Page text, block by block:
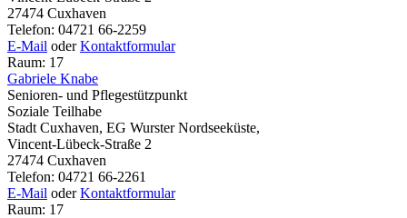
27474 Cuxhaven
Telefon: 04721 66-2259
E-Mail oderKontaktformular
Raum: 17
Gabriele Knabe
Senioren- und Pflegestützpunkt
Soziale Teilhabe
Stadt Cuxhaven, EG Wurster Nordseeküste,
Vincent-Lübeck-Straße 2
27474 Cuxhaven
Telefon: 04721 66-2261
E-Mail oderKontaktformular
Raum: 17